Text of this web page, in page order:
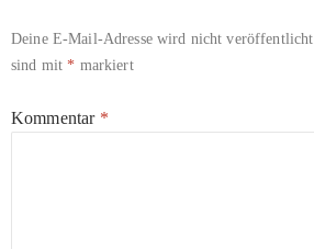
Deine E-Mail-Adresse wird nicht veröffentlicht.
sind mit* markiert
Kommentar *